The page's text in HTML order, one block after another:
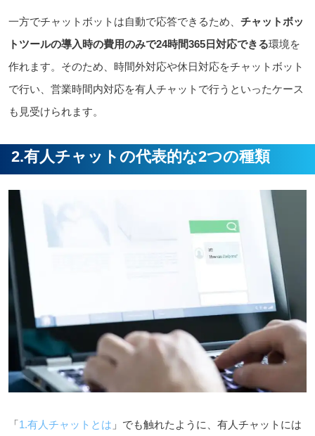
一方でチャットボットは自動で応答できるため、 チャットボッ
トツールの導入時の費用のみで24時間365日対応できる環境を
作れます。そのため、時間外対応や休日対応をチャットボット
で行い、営業時間内対応を有人チャットで行うといったケース
も見受けられます。
2.有人チャットの代表的な2つの種類
「1.有人チャットとは 」でも触れたように、有人チャットには